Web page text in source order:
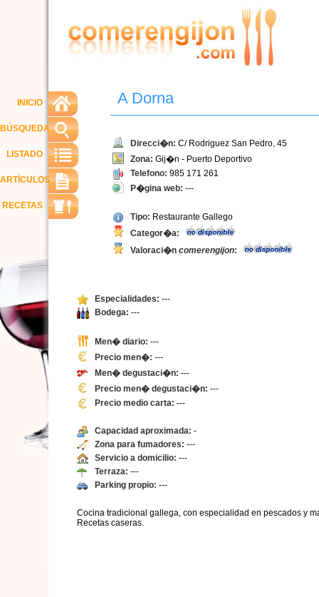
INICIO
BÚSQUEDA
LISTADO
ARTÍCULOS
RECETAS
A Dorna
Direcci�n: C/ Rodriguez San Pedro, 45
Zona: Gij�n - Puerto Deportivo
Telefono: 985 171 261
P�gina web: ---
Tipo: Restaurante Gallego
Categor�a:
Valoraci�n comerengijon:
Especialidades: ---
Bodega: ---
Men� diario: ---
Precio men�: ---
Men� degustaci�n: ---
Precio men� degustaci�n: ---
Precio medio carta: ---
Capacidad aproximada: -
Zona para fumadores: ---
Servicio a domicilio: ---
Terraza: ---
Parking propio: ---
Cocina tradicional gallega, con especialidad en pescados y
Recetas caseras.